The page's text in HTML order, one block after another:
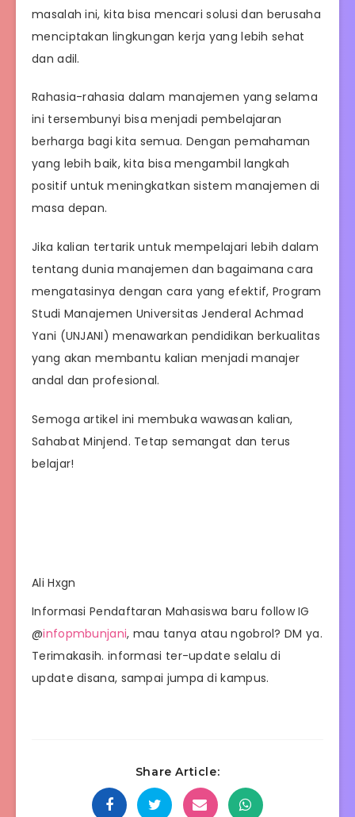
masalah ini, kita bisa mencari solusi dan berusaha
menciptakan lingkungan kerja yang lebih sehat
dan adil.
Rahasia-rahasia dalam manajemen yang selama
ini tersembunyi bisa menjadi pembelajaran
berharga bagi kita semua. Dengan pemahaman
yang lebih baik, kita bisa mengambil langkah
positif untuk meningkatkan sistem manajemen di
masa depan.
Jika kalian tertarik untuk mempelajari lebih dalam
tentang dunia manajemen dan bagaimana cara
mengatasinya dengan cara yang efektif, Program
Studi Manajemen Universitas Jenderal Achmad
Yani (UNJANI) menawarkan pendidikan berkualitas
yang akan membantu kalian menjadi manajer
andal dan profesional.
Semoga artikel ini membuka wawasan kalian,
Sahabat Minjend. Tetap semangat dan terus
belajar!
Ali Hxgn
Informasi Pendaftaran Mahasiswa baru follow IG
@infopmbunjani, mau tanya atau ngobrol? DM ya.
Terimakasih. informasi ter-update selalu di
update disana, sampai jumpa di kampus.
Share Article: